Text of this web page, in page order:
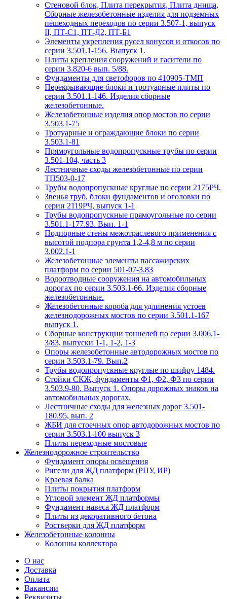
Стеновой блок, Плита перекрытия, Плита днища,
Сборные железобетонные изделия для подземных
пешеходных переходов по серии 3.507-1, выпуск
II, ПТ-С1, ПТ-Д2, ПТ-Б1
Элементы укрепления русел конусов и откосов по
серии 3.501.1-156. Выпуск 1.
Плиты крепления сооружений и гасители по
серии 3.820-6 вып. 5/88.
Фундаменты для светофоров по 410905-ТМП
Перекрывающие блоки и тротуарные плиты по
серии 3.501.1-146. Изделия сборные
железобетонные.
Железобетонные изделия опор мостов по серии
3.503.1-75
Тротуарные и ограждающие блоки по серии
3.503.1-81
Прямоугольные водопропускные трубы по серии
3.501-104, часть 3
Лестничные сходы железобетонные по серии
ТП503-0-17
Трубы водопропускные круглые по серии 2175РЧ.
Звенья труб, блоки фундаментов и оголовки по
серии 2119РЧ, выпуск 1-1
Трубы водопропускные прямоугольные по серии
3.501.1-177.93. Вып. 1-1
Подпорные стены межотраслевого применения с
высотой подпора грунта 1,2-4,8 м по серии
3.002.1-1
Железобетонные элементы пассажирских
платформ по серии 501-07-3.83
Водоотводные сооружения на автомобильных
дорогах по серии 3.503.1-66. Изделия сборные
железобетонные.
Железобетонные короба для удлинения устоев
железнодорожных мостов по серии 3.501.1-167
выпуск 1.
Сборные конструкции тоннелей по серии 3.006.1-
3/83, выпуски 1-1, 1-2, 1-3
Опоры железобетонные автодорожных мостов по
серии 3.503.1-79. Вып.2
Трубы водопропускные круглые по шифру 1484.
Стойки СКЖ, фундаменты Ф1, Ф2, Ф3 по серии
3.503.9-80. Выпуск 1. Опоры дорожных знаков на
автомобильных дорогах.
Лестничные сходы для железных дорог 3.501-
180.95, вып. 2
ЖБИ для стоечных опор автодорожных мостов по
серии 3.503.1-100 выпуск 3
Плиты переходные мостовые
Железнодорожное строительство
Фундамент опоры освещения
Ригели для ЖД платформ (РПУ, ИР)
Краевая балка
Плиты покрытия платформ
Угловой элемент ЖД платформы
Фундамент навеса ЖД платформ
Плиты из декоративного бетона
Ростверки для ЖД платформ
Железобетонные колонны
Колонны коллектора
О нас
Доставка
Оплата
Вакансии
Реквизиты